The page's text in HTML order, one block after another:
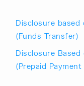
Disclosure
(Funds Transfer)
Disclosure
(Prepaid